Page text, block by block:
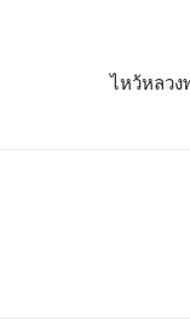
ไหว้หลวง